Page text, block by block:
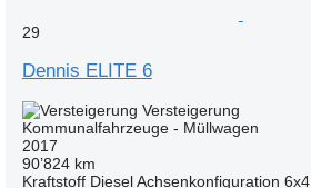
29
Dennis ELITE 6
Versteigerung
Kommunalfahrzeuge - Müllwagen
2017
90’824 km
Kraftstoff Diesel Achsenkonfiguration 6x4